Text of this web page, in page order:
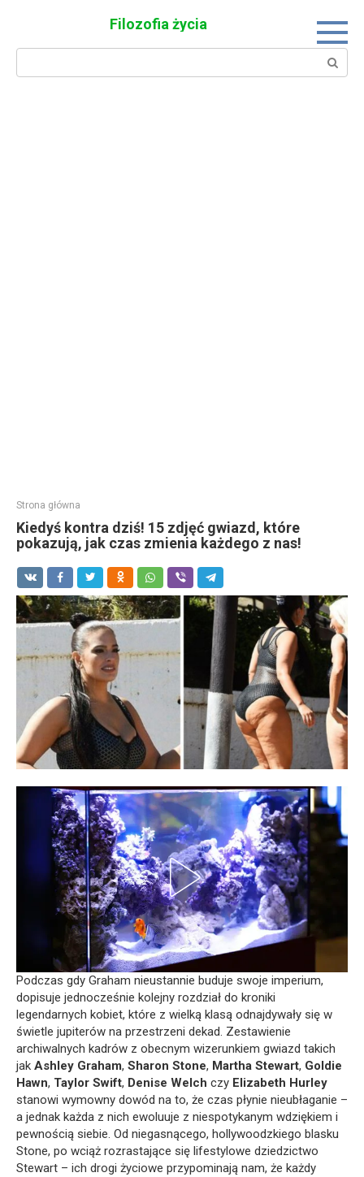
Filozofia życia
Search:
Strona główna
Kiedyś kontra dziś! 15 zdjęć gwiazd, które
pokazują, jak czas zmienia każdego z nas!
Podczas gdy Graham nieustannie buduje swoje imperium,
dopisuje jednocześnie kolejny rozdział do kroniki
legendarnych kobiet, które z wielką klasą odnajdywały się w
świetle jupiterów na przestrzeni dekad. Zestawienie
archiwalnych kadrów z obecnym wizerunkiem gwiazd takich
jak Ashley Graham, Sharon Stone, Martha Stewart, Goldie
Hawn, Taylor Swift, Denise Welch czy Elizabeth Hurley
stanowi wymowny dowód na to, że czas płynie nieubłaganie –
a jednak każda z nich ewoluuje z niespotykanym wdziękiem i
pewnością siebie. Od niegasnącego, hollywoodzkiego blasku
Stone, po wciąż rozrastające się lifestylowe dziedzictwo
Stewart – ich drogi życiowe przypominają nam, że każdy